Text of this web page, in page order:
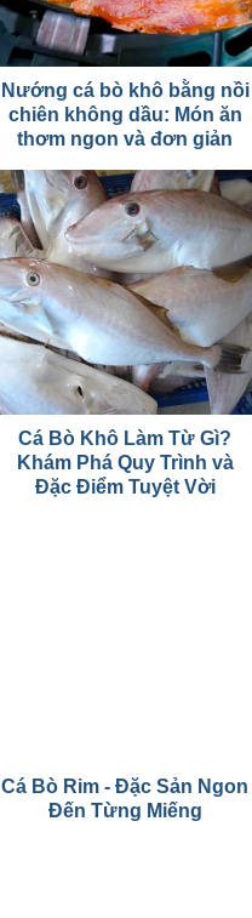
Nướng cá bò khô bằng nồi
chiên không dầu: Món ăn
thơm ngon và đơn giản
Cá Bò Khô Làm Từ Gì?
Khám Phá Quy Trình và
Đặc Điểm Tuyệt Vời
Cá Bò Rim - Đặc Sản Ngon
Đến Từng Miếng